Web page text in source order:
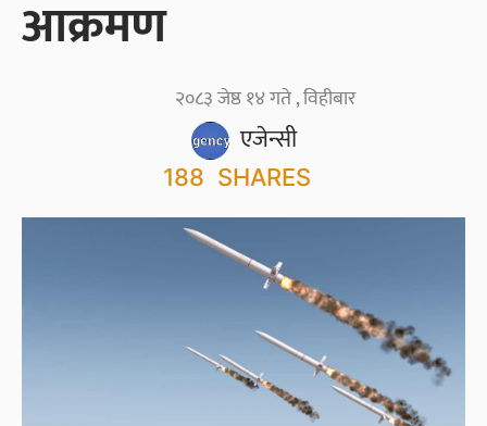
आक्रमण
एजेन्सी
२०८३ जेष्ठ १४ गते , विहीबार
188 SHARES